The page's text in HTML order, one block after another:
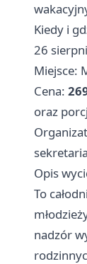
Kiedy i
26
Miejsce:
Cena:
oraz
Opis
To
nadzór